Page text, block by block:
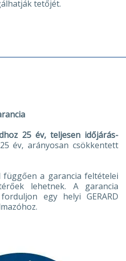
tetőjét.
25 év, teljesen időjárás-
év, arányosan csökkentett
függően a garancia feltételei
lehetnek. A garancia
egy helyi GERARD